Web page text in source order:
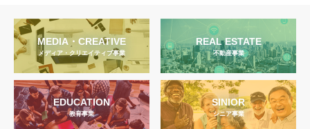
MEDIA・CREATIVE
メディア・クリエイティブ事業
REAL ESTATE
不動産事業
EDUCATION
教育事業
SINIOR
シニア事業